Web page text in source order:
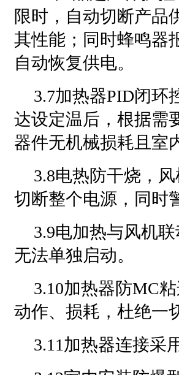
限时，自动切断产品
其性能；同时蜂鸣器
自动恢复供电。
3.7加热器PID闭环
达设定温后，根据需
器件无机械损耗且室
3.8电热防干烧，
切断整个电源，同时
3.9电加热与风机
无法单独启动。
3.10加热器防MC
动作、损耗，杜绝一
3.11加热器连接采